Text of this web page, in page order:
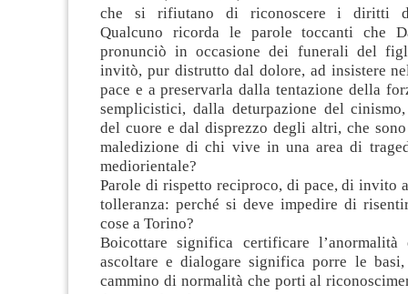
che si rifiutano di riconoscere i diritti
Qualcuno ricorda le parole toccanti che
pronunciò in occasione dei funerali del
invitò, pur distrutto dal dolore, ad insistere
pace e a preservarla dalla tentazione della
semplicistici, dalla deturpazione del
del cuore e dal disprezzo degli altri, che
maledizione di chi vive in una area di
mediorientale?
Parole di rispetto reciproco, di pace, di invito
tolleranza: perché si deve impedire di
cose a Torino?
Boicottare significa certificare
ascoltare e dialogare significa porre le
cammino di normalità che porti al